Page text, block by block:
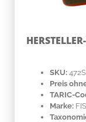
SKU:
Preis
TARIC-
Marke: